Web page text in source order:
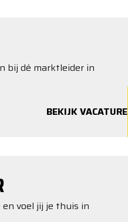
bij dé marktleider in
BEKIJK VACATURE
voel jij je thuis in